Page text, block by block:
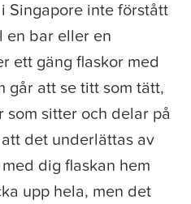
Singapore inte förstått
en bar eller en
ett gäng flaskor med
går att se titt som tätt,
sitter och delar på
det underlättas av
dig flaskan hem
upp hela, men det